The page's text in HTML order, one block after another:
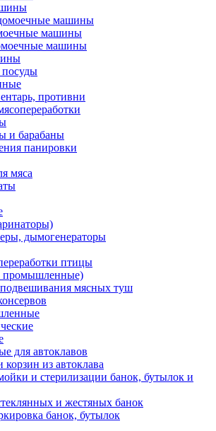
машины
машины
машины
посуды
противни
и барабаны
панировки
мяса
дымогенераторы
птицы
промышленные)
мясных туш
для автоклавов
из автоклава
и стерилизации банок, бутылок и
и жестяных банок
банок, бутылок